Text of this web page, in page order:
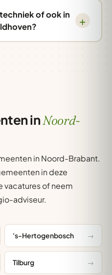
of ook in
inNoord-
in Noord-Brabant.
in deze
of neem
adviseur.
's-Hertogenbosch
Tilburg